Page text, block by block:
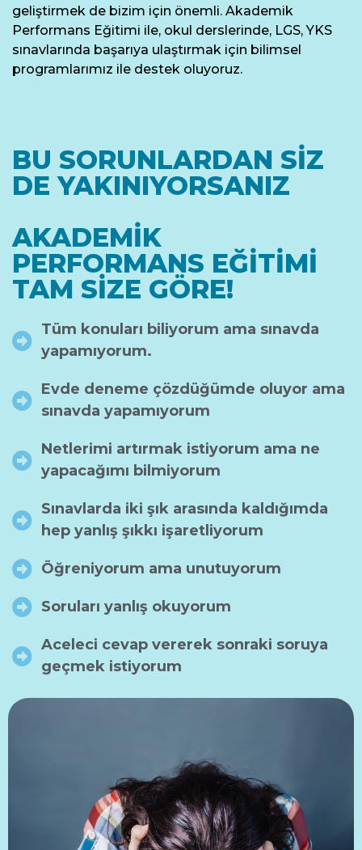
geliştirmek de bizim için önemli. Akademik
Performans Eğitimi ile, okul derslerinde, LGS, YKS
sınavlarında başarıya ulaştırmak için bilimsel
programlarımız ile destek oluyoruz.
BU SORUNLARDAN SİZ
DE YAKINIYORSANIZ
AKADEMİK
PERFORMANS EĞİTİMİ
TAM SİZE GÖRE!
Tüm konuları biliyorum ama sınavda
yapamıyorum.
Evde deneme çözdüğümde oluyor ama
sınavda yapamıyorum
Netlerimi artırmak istiyorum ama ne
yapacağımı bilmiyorum
Sınavlarda iki şık arasında kaldığımda
hep yanlış şıkkı işaretliyorum
Öğreniyorum ama unutuyorum
Soruları yanlış okuyorum
Aceleci cevap vererek sonraki soruya
geçmek istiyorum